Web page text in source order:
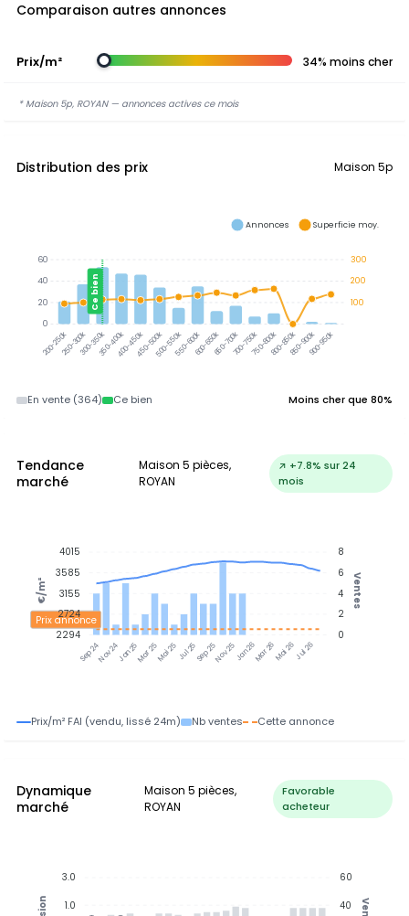
Comparaison autres annonces
Prix/m² 34% moins cher
* Maison 5p, ROYAN — annonces actives ce mois
Distribution des prix Maison 5p
200-250k250-300k300-350k350-400k400-450k450-500k500-550k550-600k600-650k650-700k700-750k750-800k800-850k850-900k900-950k
Ce bien
300
200
100
60
40
20
0
Annonces Superficie moy.
En vente (364) Ce bien Moins cher que 80%
Tendance
marché
Maison 5 pièces,
ROYAN
↗ +7.8% sur 24
mois
Sep 24Nov 24Jan 25Mar 25Mai 25Jul 25Sep 25Nov 25Jan 26Mar 26Mai 26Jul 26
Prix annonce
8
6
4
2
0
Ventes
4015
3585
3155
2724
2294
€/m²
Prix/m² FAI (vendu, lissé 24m) Nb ventes Cette annonce
Dynamique
marché
Maison 5 pièces,
ROYAN
Favorable
acheteur
60
40
3.0
1.0